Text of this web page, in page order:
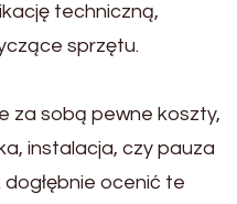
techniczną,
sprzętu.
za sobą pewne koszty,
instalacja, czy pauza
ocenić te